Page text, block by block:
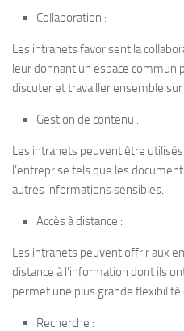
Collaboration :
Les intranets favorisent la
leur donnant un espace commun
discuter et travailler ensemble
Gestion de contenu :
Les intranets peuvent être
l’entreprise tels que les
autres informations sensibles.
Accès à distance :
Les intranets peuvent offrir aux
distance à l’information dont ils
permet une plus grande
Recherche :